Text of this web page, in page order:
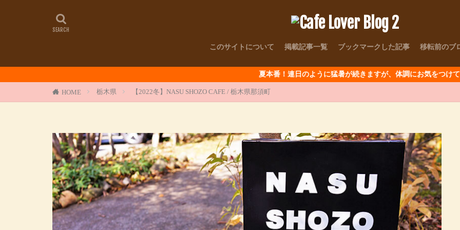
このサイトについて 掲載記事一覧 ブックマークした記事 移転前のブ
夏本番！連日のように猛暑が続きますが、体調にお気をつけて～
HOME 栃木県 【2022冬】NASU SHOZO CAFE / 栃木県那須町